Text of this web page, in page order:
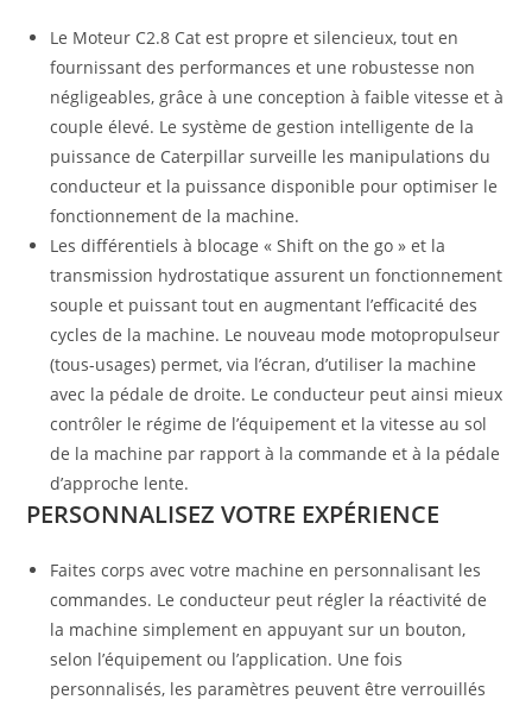
Le Moteur C2.8 Cat est propre et silencieux, tout en
fournissant des performances et une robustesse non
négligeables, grâce à une conception à faible vitesse et à
couple élevé. Le système de gestion intelligente de la
puissance de Caterpillar surveille les manipulations du
conducteur et la puissance disponible pour optimiser le
fonctionnement de la machine.
Les différentiels à blocage « Shift on the go » et la
transmission hydrostatique assurent un fonctionnement
souple et puissant tout en augmentant l’efficacité des
cycles de la machine. Le nouveau mode motopropulseur
(tous-usages) permet, via l’écran, d’utiliser la machine
avec la pédale de droite. Le conducteur peut ainsi mieux
contrôler le régime de l’équipement et la vitesse au sol
de la machine par rapport à la commande et à la pédale
d’approche lente.
PERSONNALISEZ VOTRE EXPÉRIENCE
Faites corps avec votre machine en personnalisant les
commandes. Le conducteur peut régler la réactivité de
la machine simplement en appuyant sur un bouton,
selon l’équipement ou l’application. Une fois
personnalisés, les paramètres peuvent être verrouillés